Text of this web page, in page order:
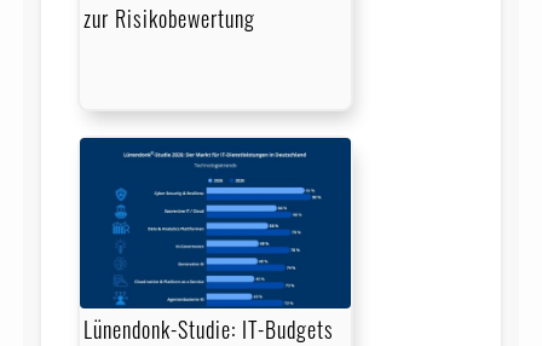
zur Risikobewertung
Lünendonk-Studie: IT-Budgets